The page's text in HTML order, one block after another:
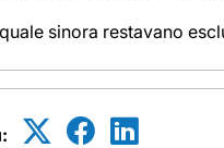
sinora restavano